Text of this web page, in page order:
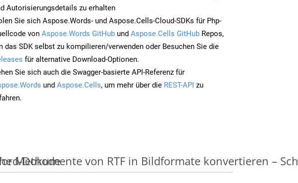
Autorisierungsdetails zu erhalten
Sie sich Aspose.Words- und Aspose.Cells-Cloud-SDKs für Php-
von Aspose.Words GitHub und Aspose.Cells GitHub Repos,
das SDK selbst zu kompilieren/verwenden oder Besuchen Sie die
für alternative Download-Optionen.
Sie sich auch die Swagger-basierte API-Referenz für
und Aspose.Cells, um mehr über die REST-API zu
Methode
Dokumente von RTF in Bildformate konvertieren –